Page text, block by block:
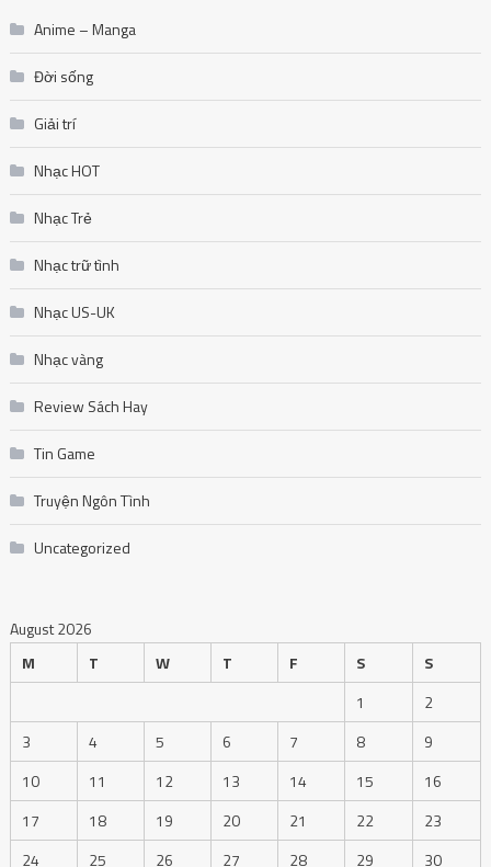
Anime – Manga
Đời sống
Giải trí
Nhạc HOT
Nhạc Trẻ
Nhạc trữ tình
Nhạc US-UK
Nhạc vàng
Review Sách Hay
Tin Game
Truyện Ngôn Tình
Uncategorized
August 2026
M
T W T F S
S
1
2
3
4 5 6 7 8
9
10
11 12 13 14 15
16
17
18 19 20 21 22
23
24
25 26 27 28 29 30